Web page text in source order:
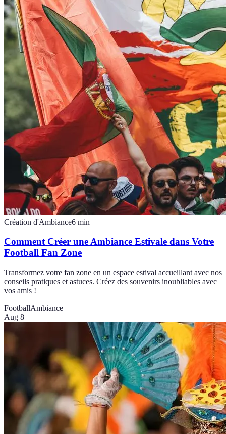
Création d'Ambiance6 min
Comment Créer une Ambiance Estivale dans Votre
Football Fan Zone
Transformez votre fan zone en un espace estival accueillant avec nos
conseils pratiques et astuces. Créez des souvenirs inoubliables avec
vos amis !
FootballAmbiance
Aug 8